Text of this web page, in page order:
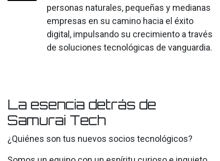
personas naturales, pequeñas y medianas
empresas en su camino hacia el éxito
digital, impulsando su crecimiento a través
de soluciones tecnológicas de vanguardia.
La esencia detrás de
Samurai Tech
¿Quiénes son tus nuevos socios tecnológicos?